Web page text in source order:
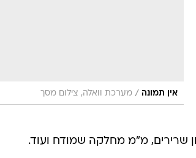
אין תמונה / מערכת וואלה, צילום מסך
שרירים, מ"מ מחלקה שמודח ועוד.